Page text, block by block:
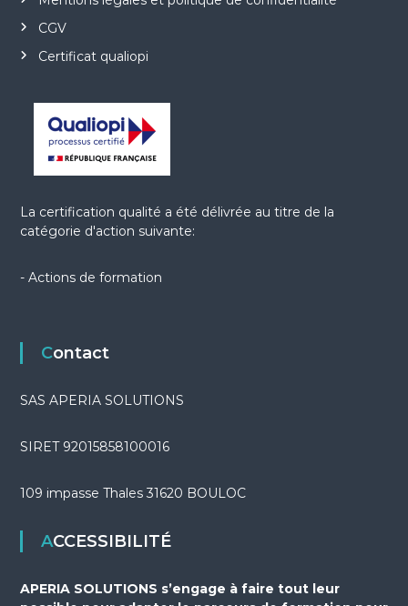
CGV
Certificat qualiopi
La certification qualité a été délivrée au titre de la
catégorie d'action suivante:
- Actions de formation
Contact
SAS APERIA SOLUTIONS
SIRET 92015858100016
109 impasse Thales 31620 BOULOC
ACCESSIBILITÉ
APERIA SOLUTIONS s’engage à faire tout leur